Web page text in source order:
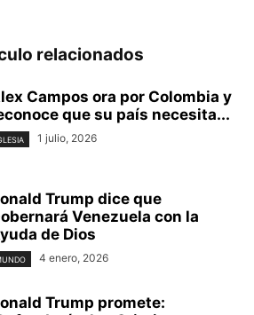
relacionados
Campos ora por Colombia y
que su país necesita...
1 julio, 2026
Trump dice que
Venezuela con la
de Dios
4 enero, 2026
Trump promete: